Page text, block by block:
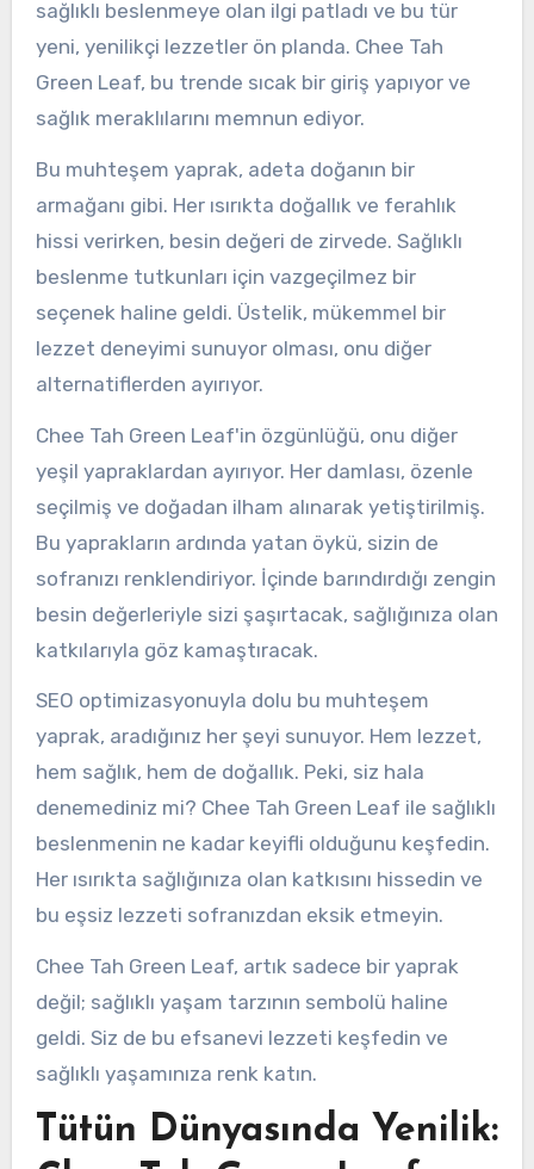
sağlıklı beslenmeye olan ilgi patladı ve bu tür
yeni, yenilikçi lezzetler ön planda. Chee Tah
Green Leaf, bu trende sıcak bir giriş yapıyor ve
sağlık meraklılarını memnun ediyor.
Bu muhteşem yaprak, adeta doğanın bir
armağanı gibi. Her ısırıkta doğallık ve ferahlık
hissi verirken, besin değeri de zirvede. Sağlıklı
beslenme tutkunları için vazgeçilmez bir
seçenek haline geldi. Üstelik, mükemmel bir
lezzet deneyimi sunuyor olması, onu diğer
alternatiflerden ayırıyor.
Chee Tah Green Leaf'in özgünlüğü, onu diğer
yeşil yapraklardan ayırıyor. Her damlası, özenle
seçilmiş ve doğadan ilham alınarak yetiştirilmiş.
Bu yaprakların ardında yatan öykü, sizin de
sofranızı renklendiriyor. İçinde barındırdığı zengin
besin değerleriyle sizi şaşırtacak, sağlığınıza olan
katkılarıyla göz kamaştıracak.
SEO optimizasyonuyla dolu bu muhteşem
yaprak, aradığınız her şeyi sunuyor. Hem lezzet,
hem sağlık, hem de doğallık. Peki, siz hala
denemediniz mi? Chee Tah Green Leaf ile sağlıklı
beslenmenin ne kadar keyifli olduğunu keşfedin.
Her ısırıkta sağlığınıza olan katkısını hissedin ve
bu eşsiz lezzeti sofranızdan eksik etmeyin.
Chee Tah Green Leaf, artık sadece bir yaprak
değil; sağlıklı yaşam tarzının sembolü haline
geldi. Siz de bu efsanevi lezzeti keşfedin ve
sağlıklı yaşamınıza renk katın.
Tütün Dünyasında Yenilik: